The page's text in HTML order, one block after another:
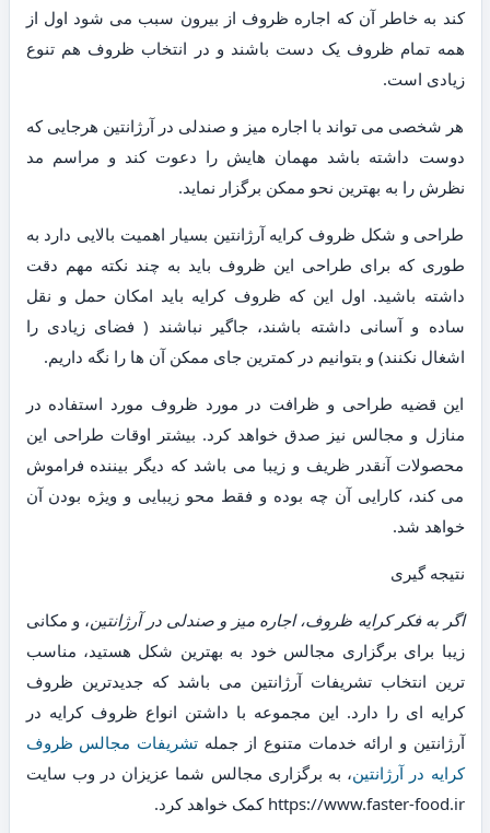
کند به خاطر آن که اجاره ظروف از بیرون سبب می شود اول از
همه تمام ظروف یک دست باشند و در انتخاب ظروف هم تنوع
زیادی است.
هر شخصی می تواند با اجاره میز و صندلی در آرژانتین هرجایی که
دوست داشته باشد مهمان هایش را دعوت کند و مراسم مد
نظرش را به بهترین نحو ممکن برگزار نماید.
طراحی و شکل ظروف کرایه آرژانتین بسیار اهمیت بالایی دارد به
طوری که برای طراحی این ظروف باید به چند نکته مهم دقت
داشته باشید. اول این که ظروف کرایه باید امکان حمل و نقل
ساده و آسانی داشته باشند، جاگیر نباشند ( فضای زیادی را
اشغال نکنند) و بتوانیم در کمترین جای ممکن آن ها را نگه داریم.
این قضیه طراحی و ظرافت در مورد ظروف مورد استفاده در
منازل و مجالس نیز صدق خواهد کرد. بیشتر اوقات طراحی این
محصولات آنقدر ظریف و زیبا می باشد که دیگر بیننده فراموش
می کند، کارایی آن چه بوده و فقط محو زیبایی و ویژه بودن آن
خواهد شد.
نتیجه گیری
اگر به فکر کرایه ظروف، اجاره میز و صندلی در آرژانتین، و مکانی
زیبا برای برگزاری مجالس خود به بهترین شکل هستید، مناسب
ترین انتخاب تشریفات آرژانتین می باشد که جدیدترین ظروف
کرایه ای را دارد. این مجموعه با داشتن انواع ظروف کرایه در
آرژانتین و ارائه خدمات متنوع از جمله تشریفات مجالس ظروف
کرایه در آرژانتین، به برگزاری مجالس شما عزیزان در وب سایت
https://www.faster-food.ir کمک خواهد کرد.